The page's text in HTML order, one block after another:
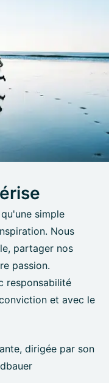
simple
Nous
partager nos
passion.
responsabilité
et avec le
dirigée par son